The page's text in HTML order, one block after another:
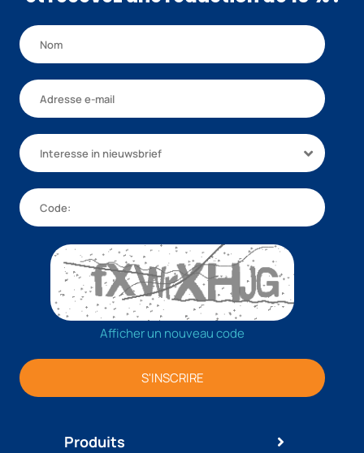
Produits
Interesse in nieuwsbrief
Afficher un nouveau code
S'INSCRIRE